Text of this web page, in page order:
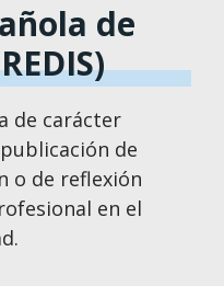
de
de carácter
de
o de reflexión
en el